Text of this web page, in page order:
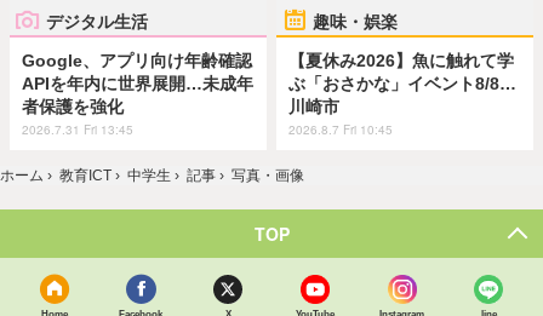
デジタル生活
Google、アプリ向け年齢確認
APIを年内に世界展開…未成年
者保護を強化
2026.7.31 Fri 13:45
趣味・娯楽
【夏休み2026】魚に触れて学
ぶ「おさかな」イベント8/8…
川崎市
2026.8.7 Fri 10:45
ホーム › 教育ICT › 中学生 › 記事 › 写真・画像
TOP
Home Facebook X YouTube Instagram line